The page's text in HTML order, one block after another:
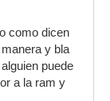
como dicen
y bla
puede
a la ram y